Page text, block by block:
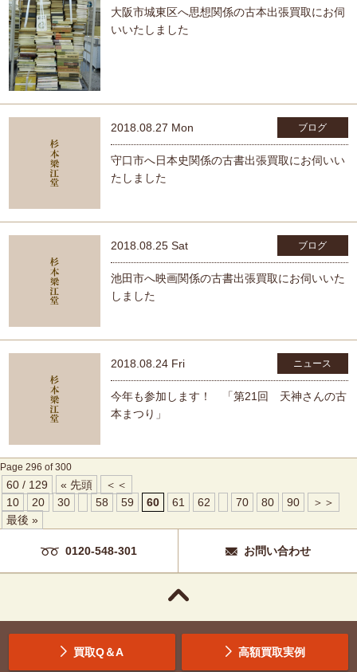
大阪市城東区へ思想関係の古本出張買取にお伺
いいたしました
2018.08.27 Mon ブログ
守口市へ日本史関係の古書出張買取にお伺いい
たしました
2018.08.25 Sat ブログ
池田市へ映画関係の古書出張買取にお伺いいた
しました
2018.08.24 Fri ニュース
今年も参加します！ 「第21回 天神さんの古
本まつり」
Page 296 of 300
60 / 129 « 先頭
＜＜
10
20 30 58 59 60 61 62 70 80 90
＞＞
最後 »
0120-548-301 お問い合わせ
買取Q＆A 高額買取実例